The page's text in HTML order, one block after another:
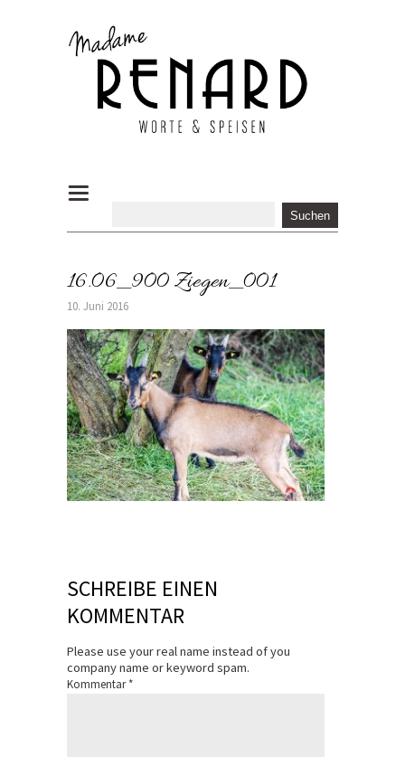
16.06_900 Ziegen_001
10. Juni 2016
SCHREIBE EINEN
KOMMENTAR
Please use your real name instead of you
company name or keyword spam.
Kommentar*